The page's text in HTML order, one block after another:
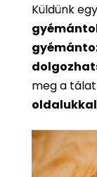
Küldünk egy
meg a